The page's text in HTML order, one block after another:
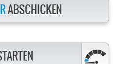
ABSCHICKEN